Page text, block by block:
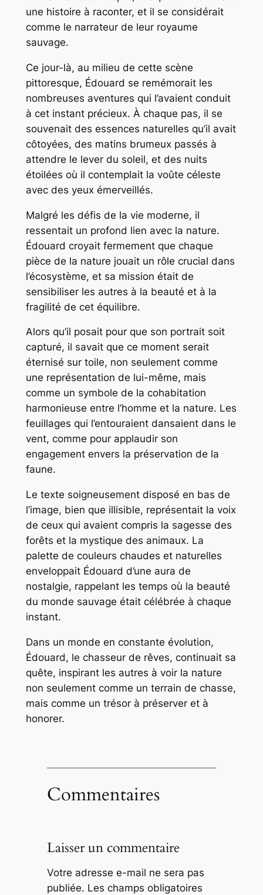
une histoire à raconter, et il se considérait
comme le narrateur de leur royaume
sauvage.
Ce jour-là, au milieu de cette scène
pittoresque, Édouard se remémorait les
nombreuses aventures qui l’avaient conduit
à cet instant précieux. À chaque pas, il se
souvenait des essences naturelles qu’il avait
côtoyées, des matins brumeux passés à
attendre le lever du soleil, et des nuits
étoilées où il contemplait la voûte céleste
avec des yeux émerveillés.
Malgré les défis de la vie moderne, il
ressentait un profond lien avec la nature.
Édouard croyait fermement que chaque
pièce de la nature jouait un rôle crucial dans
l’écosystème, et sa mission était de
sensibiliser les autres à la beauté et à la
fragilité de cet équilibre.
Alors qu’il posait pour que son portrait soit
capturé, il savait que ce moment serait
éternisé sur toile, non seulement comme
une représentation de lui-même, mais
comme un symbole de la cohabitation
harmonieuse entre l’homme et la nature. Les
feuillages qui l’entouraient dansaient dans le
vent, comme pour applaudir son
engagement envers la préservation de la
faune.
Le texte soigneusement disposé en bas de
l’image, bien que illisible, représentait la voix
de ceux qui avaient compris la sagesse des
forêts et la mystique des animaux. La
palette de couleurs chaudes et naturelles
enveloppait Édouard d’une aura de
nostalgie, rappelant les temps où la beauté
du monde sauvage était célébrée à chaque
instant.
Dans un monde en constante évolution,
Édouard, le chasseur de rêves, continuait sa
quête, inspirant les autres à voir la nature
non seulement comme un terrain de chasse,
mais comme un trésor à préserver et à
honorer.
Commentaires
Laisser un commentaire
Votre adresse e-mail ne sera pas
publiée. Les champs obligatoires